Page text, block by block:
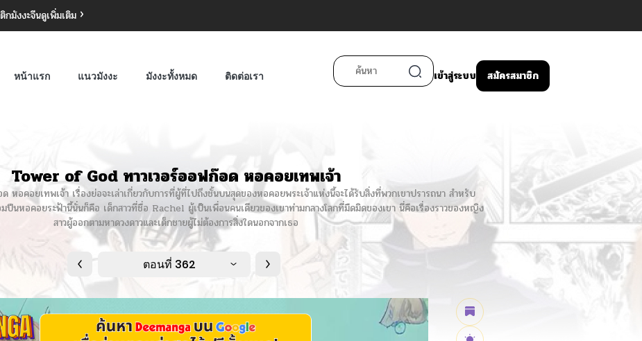
กมังงะจีนดูเพิ่มเติม
หน้าแรก แนวมังงะ มังงะทั้งหมด ติดต่อเรา เข้าสู่ระบบ สมัครสมาชิก
Tower of God ทาวเวอร์ออฟก๊อด หอคอยเทพเจ้า
หอคอยเทพเจ้า เรื่องย่อจะเล่าเกี่ยวกับการที่ผู้ที่ไปถึงชั้นบนสุดของหอคอยพระเจ้าแห่งนี้จะได้รับสิ่งที่พวกเขาปรารถนา สำหรับ
ปีนหอคอยระฟ้านี้นั่นก็คือ เด็กสาวที่ชื่อ Rachel ผู้เป็นเพื่อนคนเดียวของเขาท่ามกลางโลกที่มืดมิดของเขา นี่คือเรื่องราวของหญิง
สาวผู้ออกตามหาดวงดาวและเด็กชายผู้ไม่ต้องการสิ่งใดนอกจากเธอ
ตอนที่ 362